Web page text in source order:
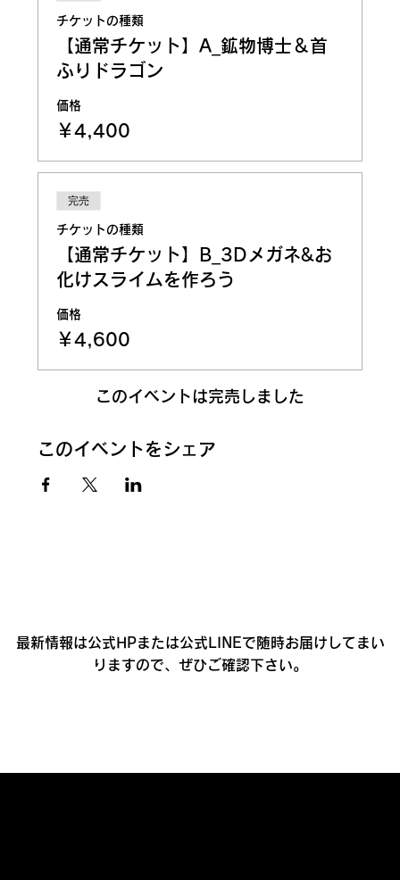
チケットの種類
【通常チケット】A_鉱物博士＆首
ふりドラゴン
価格
￥4,400
完売
チケットの種類
【通常チケット】B_3Dメガネ&お
化けスライムを作ろう
価格
￥4,600
このイベントは完売しました
このイベントをシェア
最新情報は公式HPまたは公式LINEで随時お届けしてまい
りますので、ぜひご確認下さい。